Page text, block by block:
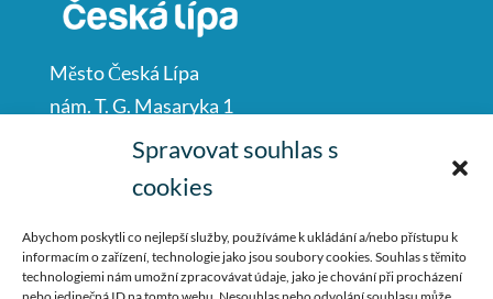
Spravovat souhlas s
cookies
Abychom poskytli co nejlepší služby, používáme k ukládání a/nebo přístupu k
informacím o zařízení, technologie jako jsou soubory cookies. Souhlas s těmito
technologiemi nám umožní zpracovávat údaje, jako je chování při procházení
Město Česká Lípa
nám. T. G. Masaryka 1
Česká Lípa
487 881 111